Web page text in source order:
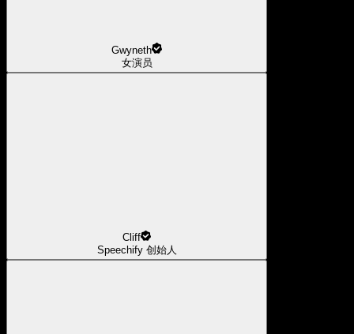
Gwyneth
女演员
Cliff
Speechify 创始人